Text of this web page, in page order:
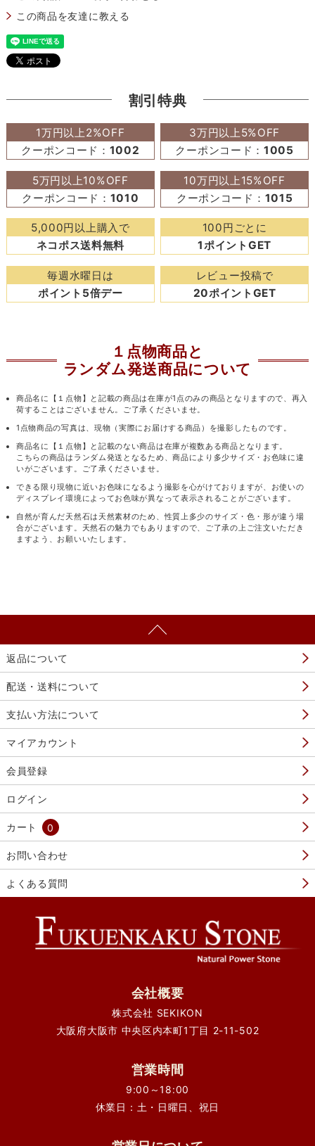
この商品を友達に教える
割引特典
1万円以上2%OFF
クーポンコード： 1002
3万円以上5%OFF
クーポンコード：1005
5万円以上10%OFF
クーポンコード： 1010
10万円以上15%OFF
クーポンコード： 1015
5,000円以上購入で
ネコポス送料無料
100円ごとに
1ポイントGET
毎週水曜日は
ポイント5倍デー
レビュー投稿で
20ポイントGET
１点物商品と
ランダム発送商品について
商品名に【１点物】と記載の商品は在庫が1点のみの商品となりますので、再入
荷することはございません。ご了承くださいませ。
1点物商品の写真は、現物（実際にお届けする商品）を撮影したものです。
商品名に【１点物】と記載のない商品は在庫が複数ある商品となります。
こちらの商品はランダム発送となるため、商品により多少サイズ・お色味に違
いがございます。ご了承くださいませ。
できる限り現物に近いお色味になるよう撮影を心がけておりますが、お使いの
ディスプレイ環境によってお色味が異なって表示されることがございます。
自然が育んだ天然石は天然素材のため、性質上多少のサイズ・色・形が違う場
合がございます。天然石の魅力でもありますので、ご了承の上ご注文いただき
ますよう、お願いいたします。
返品について
配送・送料について
支払い方法について
マイアカウント
会員登録
ログイン
カート 0
お問い合わせ
よくある質問
会社概要
株式会社 SEKIKON
大阪府大阪市 中央区内本町1丁目 2-11-502
営業時間
9:00～18:00
休業日：土・日曜日、祝日